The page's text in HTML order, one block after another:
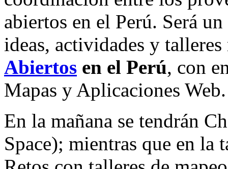
abiertos en el Perú. Será
ideas, actividades y
Abiertos en el Perú, con
Mapas y Aplicaciones Web.
En la mañana se tendrán
Space); mientras que en la